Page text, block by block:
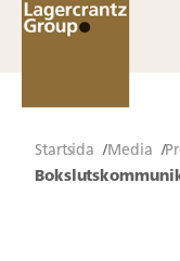
Startsida Media